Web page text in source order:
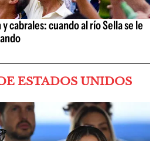
cabrales: cuando al río Sella se le
ESTADOS UNIDOS